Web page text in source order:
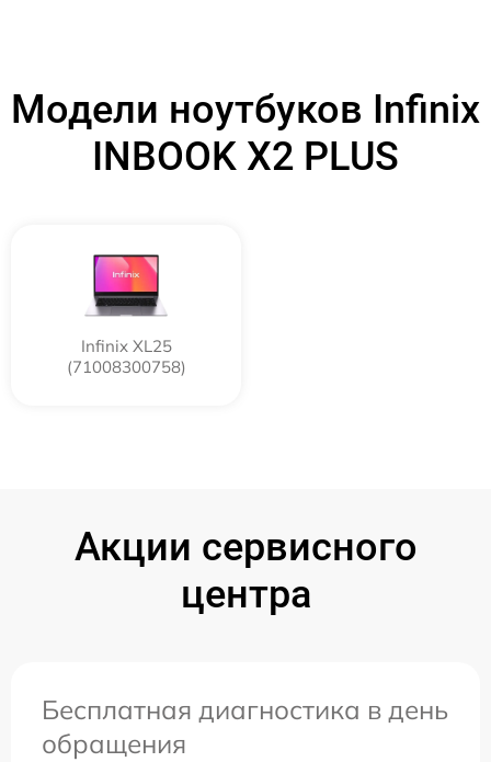
Модели ноутбуков Infinix
INBOOK X2 PLUS
Infinix XL25
(71008300758)
Акции сервисного
центра
Бесплатная диагностика в день
обращения